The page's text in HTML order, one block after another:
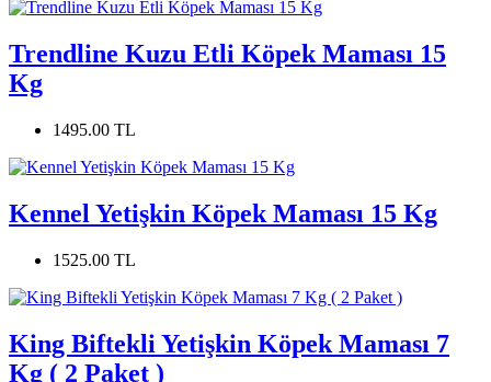
Trendline Kuzu Etli Köpek Maması 15
Kg
1495.00 TL
Kennel Yetişkin Köpek Maması 15 Kg
1525.00 TL
King Biftekli Yetişkin Köpek Maması 7
Kg ( 2 Paket )